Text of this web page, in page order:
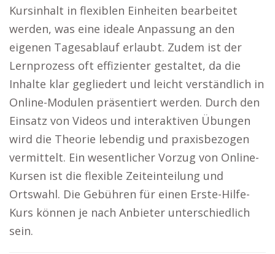
Kursinhalt in flexiblen Einheiten bearbeitet
werden, was eine ideale Anpassung an den
eigenen Tagesablauf erlaubt. Zudem ist der
Lernprozess oft effizienter gestaltet, da die
Inhalte klar gegliedert und leicht verständlich in
Online-Modulen präsentiert werden. Durch den
Einsatz von Videos und interaktiven Übungen
wird die Theorie lebendig und praxisbezogen
vermittelt. Ein wesentlicher Vorzug von Online-
Kursen ist die flexible Zeiteinteilung und
Ortswahl. Die Gebühren für einen Erste-Hilfe-
Kurs können je nach Anbieter unterschiedlich
sein.